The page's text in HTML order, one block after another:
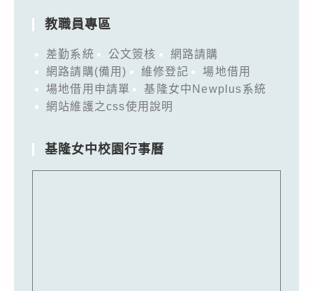
教職員專區
差勤系統 公文簽核
網路請購
網路請購(備用)
維修登記
場地借用
場地借用申請單
基隆女中Newplus系統
網站維護之css使用說明
基隆女中校園行事曆